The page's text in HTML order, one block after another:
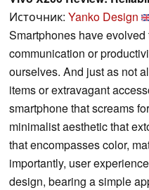
Источник: Yanko Design
Smartphones have
communication or
ourselves. And just as not
items or extravagant
smartphone that screams
minimalist aesthetic that
that encompasses color,
importantly, user
design, bearing a simple